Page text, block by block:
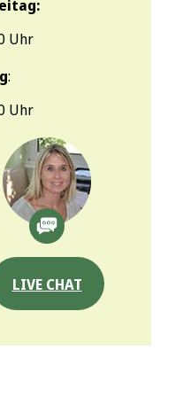
Uhr
:
Uhr
LIVE CHAT